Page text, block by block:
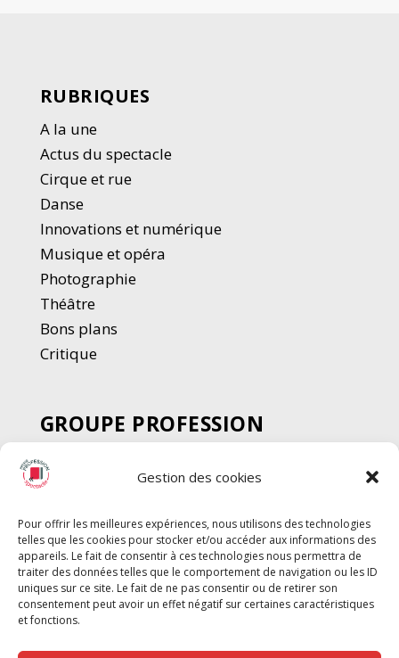
Gestion des cookies
Pour offrir les meilleures expériences, nous utilisons des technologies
telles que les cookies pour stocker et/ou accéder aux informations des
appareils. Le fait de consentir à ces technologies nous permettra de
traiter des données telles que le comportement de navigation ou les ID
uniques sur ce site. Le fait de ne pas consentir ou de retirer son
consentement peut avoir un effet négatif sur certaines caractéristiques
et fonctions.
RUBRIQUES
A la une
Actus du spectacle
Cirque et rue
Danse
Innovations et numérique
Musique et opéra
Photographie
Théâtre
Bons plans
Critique
GROUPE PROFESSION
SPECTACLE
Chèque Intermittents
Chèque Compta
Chèque Emploi Spectacle
G-Pods
Profession Audio-visuel